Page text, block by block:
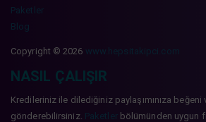
Paketler
Blog
Copyright © 2026 www.hepsitakipci.com
NASIL ÇALIŞIR
Kredileriniz ile dilediğiniz paylaşımınıza
gönderebilirsiniz. Paketler bölümünden uygun